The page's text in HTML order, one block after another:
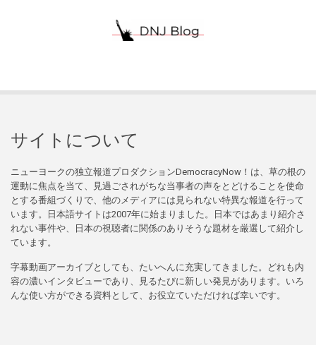
サイトについて
ニューヨークの独立報道プロダクションDemocracyNow！は、草の根の
運動に焦点を当て、見過ごされがちな当事者の声をとどけることを使命
とする番組づくりで、他のメディアには見られない特異な報道を行って
います。日本語サイトは2007年に始まりました。日本ではあまり紹介さ
れない事件や、日本の視聴者に関係のありそうな題材を厳選して紹介し
ています。
字幕動画アーカイブとしても、たいへんに充実してきました。どれも内
容の濃いインタビューであり、見るたびに新しい発見があります。いろ
んな使い方ができる資料として、お役立ていただければ幸いです。